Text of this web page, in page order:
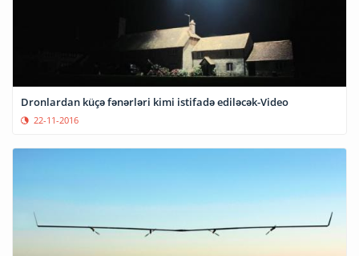
Dronlardan küçə fənərləri kimi istifadə ediləcək-Video
22-11-2016